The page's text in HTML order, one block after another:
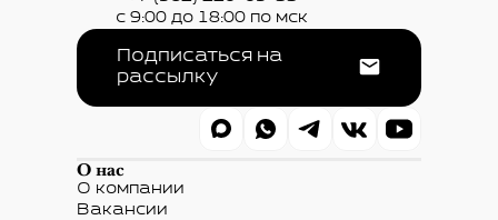
с 9:00 до 18:00 по мск
Подписаться на
рассылку
О нас
О компании
Вакансии